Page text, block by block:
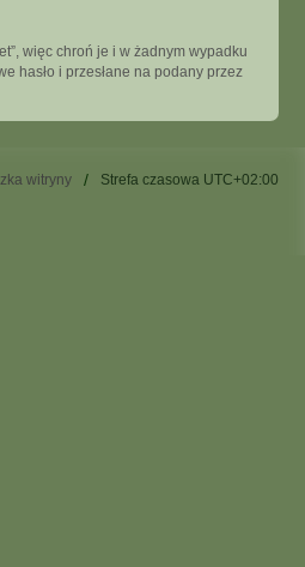
więc chroń je i w żadnym wypadku
hasło i przesłane na podany przez
witryny Strefa czasowa UTC+02:00